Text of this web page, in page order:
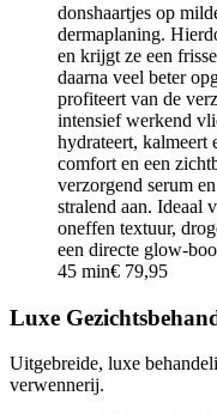
donshaartjes op
dermaplaning.
en krijgt ze een
daarna veel beter
profiteert van de
intensief werkend
hydrateert, kalmeert
comfort en een
verzorgend serum
stralend aan. Ideaal
oneffen textuur,
een directe glow-
45 min€ 79,95
Luxe
Uitgebreide, luxe
verwennerij.